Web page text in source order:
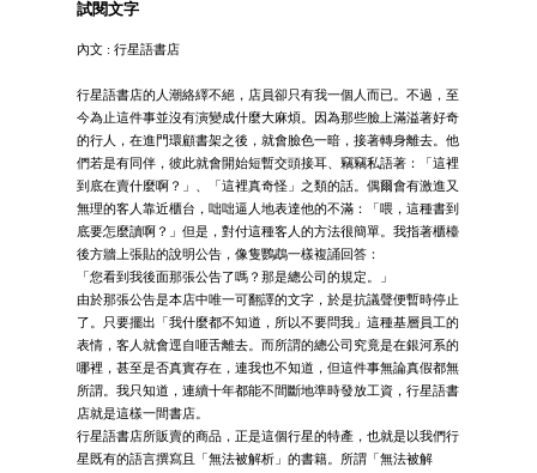
試閱文字
內文 : 行星語書店
行星語書店的人潮絡繹不絕，店員卻只有我一個人而已。不過，至
今為止這件事並沒有演變成什麼大麻煩。因為那些臉上滿溢著好奇
的行人，在進門環顧書架之後，就會臉色一暗，接著轉身離去。他
們若是有同伴，彼此就會開始短暫交頭接耳、竊竊私語著：「這裡
到底在賣什麼啊？」、「這裡真奇怪」之類的話。偶爾會有激進又
無理的客人靠近櫃台，咄咄逼人地表達他的不滿：「喂，這種書到
底要怎麼讀啊？」但是，對付這種客人的方法很簡單。我指著櫃檯
後方牆上張貼的說明公告，像隻鸚鵡一樣複誦回答：
「您看到我後面那張公告了嗎？那是總公司的規定。」
由於那張公告是本店中唯一可翻譯的文字，於是抗議聲便暫時停止
了。只要擺出「我什麼都不知道，所以不要問我」這種基層員工的
表情，客人就會逕自咂舌離去。而所謂的總公司究竟是在銀河系的
哪裡，甚至是否真實存在，連我也不知道，但這件事無論真假都無
所謂。我只知道，連續十年都能不間斷地準時發放工資，行星語書
店就是這樣一間書店。
行星語書店所販賣的商品，正是這個行星的特產，也就是以我們行
星既有的語言撰寫且「無法被解析」的書籍。所謂「無法被解